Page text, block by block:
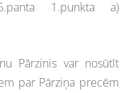
1.punkta a)
Pārzinis var nosūtīt
par Pārziņa precēm